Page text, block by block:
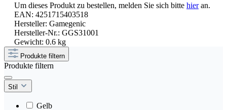
Um dieses Produkt zu bestellen, melden Sie sich bitte hieran.
EAN: 4251715403518
Hersteller: Gamegenic
Hersteller-Nr.: GGS31001
Gewicht: 0.6 kg
Produkte filtern
Produkte filtern
Stil
Gelb